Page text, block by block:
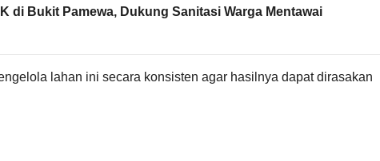
di Bukit Pamewa, Dukung Sanitasi Warga Mentawai
lahan ini secara konsisten agar hasilnya dapat dirasakan